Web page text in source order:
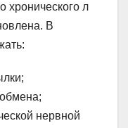
хронического л
В
нервной